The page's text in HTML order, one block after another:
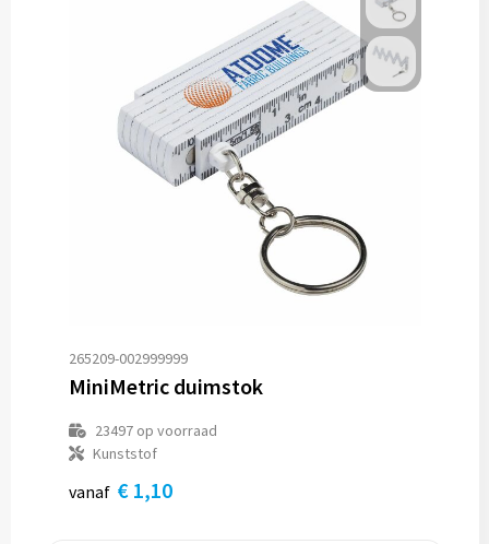
265209-002999999
MiniMetric duimstok
23497op voorraad
Kunststof
vanaf € 1,10